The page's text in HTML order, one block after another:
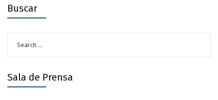
Buscar
for:
Sala de Prensa